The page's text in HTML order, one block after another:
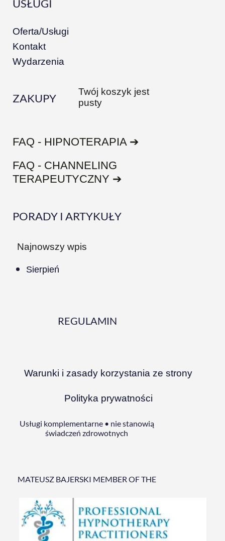
USŁUGI
Oferta/Usługi
Kontakt
Wydarzenia
ZAKUPY
Twój koszyk jest
pusty
FAQ - HIPNOTERAPIA ➔
FAQ - CHANNELING
TERAPEUTYCZNY ➔
PORADY I ARTYKUŁY
Najnowszy wpis
Sierpień
REGULAMIN
Warunki i zasady korzystania ze strony
Polityka prywatności
Usługi komplementarne • nie stanowią
świadczeń zdrowotnych
MATEUSZ BAJERSKI MEMBER OF THE